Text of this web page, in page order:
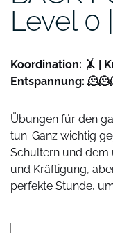
Level 0
Koordination: 🤸 |
Entspannung:
Übungen für den
tun. Ganz wichtig
Schultern und dem
und Kräftigung,
perfekte Stunde,